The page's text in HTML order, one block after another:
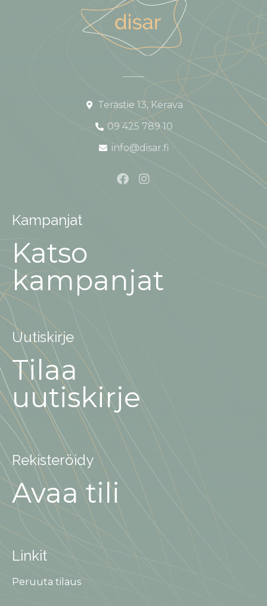
Terästie 13, Kerava
09 425 789 10
info@disar.fi
Kampanjat
Katso
kampanjat
Uutiskirje
Tilaa
uutiskirje
Rekisteröidy
Avaa tili
Linkit
Peruuta tilaus